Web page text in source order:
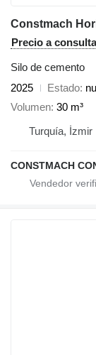
Precio a
Silo de cemento
2025
Estado
Volumen 30 m³
Turquía, İzmir
CONSTMACH